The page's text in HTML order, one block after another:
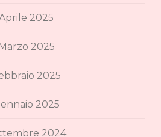
2025
2025
2025
2025
2024